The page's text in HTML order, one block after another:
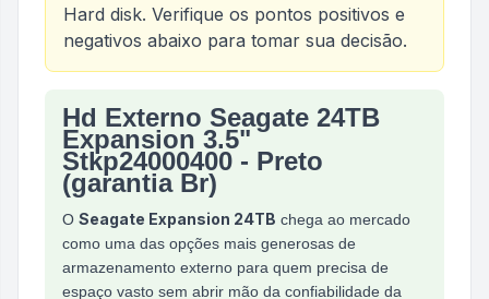
Hard disk. Verifique os pontos positivos e
negativos abaixo para tomar sua decisão.
Análise do produtoHd Externo Seagate 24TB
Hd Externo Seagate 24TB
Expansion 3.5"
Stkp24000400 - Preto
(garantia Br)
O Seagate Expansion 24TB chega ao mercado
como uma das opções mais generosas de
armazenamento externo para quem precisa de
espaço vasto sem abrir mão da confiabilidade da